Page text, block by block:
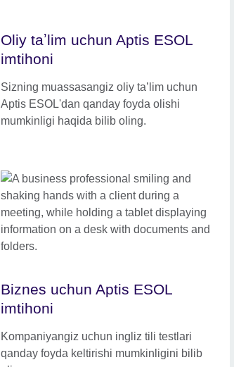
Oliy taʼlim uchun Aptis ESOL
imtihoni
Sizning muassasangiz oliy taʼlim uchun
Aptis ESOL'dan qanday foyda olishi
mumkinligi haqida bilib oling.
Biznes uchun Aptis ESOL
imtihoni
Kompaniyangiz uchun ingliz tili testlari
qanday foyda keltirishi mumkinligini bilib